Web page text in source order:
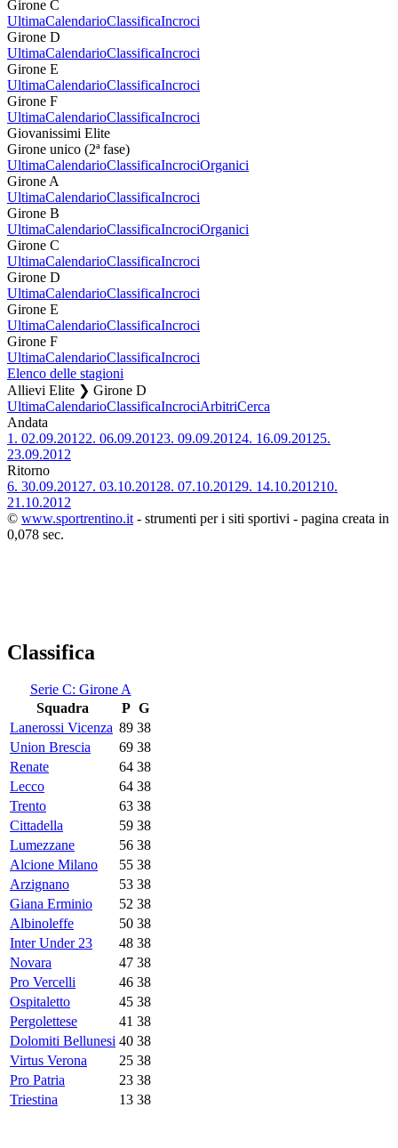
Girone C
UltimaCalendarioClassificaIncroci
Girone D
UltimaCalendarioClassificaIncroci
Girone E
UltimaCalendarioClassificaIncroci
Girone F
UltimaCalendarioClassificaIncroci
Giovanissimi Elite
Girone unico (2ª fase)
UltimaCalendarioClassificaIncrociOrganici
Girone A
UltimaCalendarioClassificaIncroci
Girone B
UltimaCalendarioClassificaIncrociOrganici
Girone C
UltimaCalendarioClassificaIncroci
Girone D
UltimaCalendarioClassificaIncroci
Girone E
UltimaCalendarioClassificaIncroci
Girone F
UltimaCalendarioClassificaIncroci
Elenco delle stagioni
Allievi Elite ❯ Girone D
UltimaCalendarioClassificaIncrociArbitriCerca
Andata
1. 02.09.20122. 06.09.20123. 09.09.20124. 16.09.20125.
23.09.2012
Ritorno
6. 30.09.20127. 03.10.20128. 07.10.20129. 14.10.201210.
21.10.2012
© www.sportrentino.it - strumenti per i siti sportivi - pagina creata in
0,078 sec.
Classifica
Serie C: Girone A
Squadra
P G
Lanerossi Vicenza 89 38
Union Brescia
69 38
Renate
64 38
Lecco
64 38
Trento
63 38
Cittadella
59 38
Lumezzane
56 38
Alcione Milano
55 38
Arzignano
53 38
Giana Erminio
52 38
Albinoleffe
50 38
Inter Under 23
48 38
Novara
47 38
Pro Vercelli
46 38
Ospitaletto
45 38
Pergolettese
41 38
Dolomiti Bellunesi 40 38
Virtus Verona
25 38
Pro Patria
23 38
Triestina
13 38